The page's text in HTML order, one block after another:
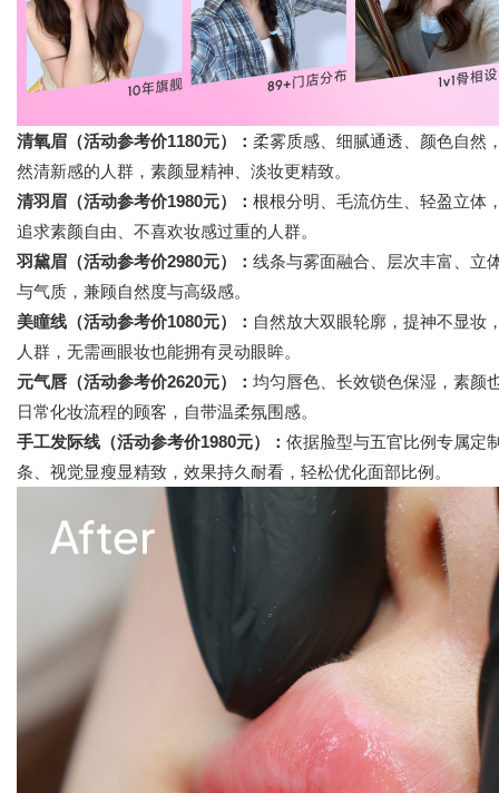
清氧眉（活动参考价1180元）： 柔雾质感、细腻通透、颜色自然
然清新感的人群，素颜显精神、淡妆更精致。
清羽眉（活动参考价1980元）： 根根分明、毛流仿生、轻盈立体
追求素颜自由、不喜欢妆感过重的人群。
羽黛眉（活动参考价2980元）： 线条与雾面融合、层次丰富、立
与气质，兼顾自然度与高级感。
美瞳线（活动参考价1080元）： 自然放大双眼轮廓，提神不显妆
人群，无需画眼妆也能拥有灵动眼眸。
元气唇（活动参考价2620元）： 均匀唇色、长效锁色保湿，素颜
日常化妆流程的顾客，自带温柔氛围感。
手工发际线（活动参考价1980元）： 依据脸型与五官比例专属定
条、视觉显瘦显精致，效果持久耐看，轻松优化面部比例。